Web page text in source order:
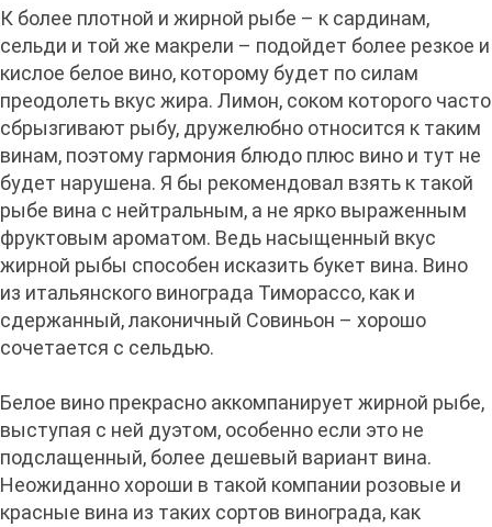
К более плотной и жирной рыбе – к сардинам,
сельди и той же макрели – подойдет более резкое и
кислое белое вино, которому будет по силам
преодолеть вкус жира. Лимон, соком которого часто
сбрызгивают рыбу, дружелюбно относится к таким
винам, поэтому гармония блюдо плюс вино и тут не
будет нарушена. Я бы рекомендовал взять к такой
рыбе вина с нейтральным, а не ярко выраженным
фруктовым ароматом. Ведь насыщенный вкус
жирной рыбы способен исказить букет вина. Вино
из итальянского винограда Тиморассо, как и
сдержанный, лаконичный Совиньон – хорошо
сочетается с сельдью.
Белое вино прекрасно аккомпанирует жирной рыбе,
выступая с ней дуэтом, особенно если это не
подслащенный, более дешевый вариант вина.
Неожиданно хороши в такой компании розовые и
красные вина из таких сортов винограда, как